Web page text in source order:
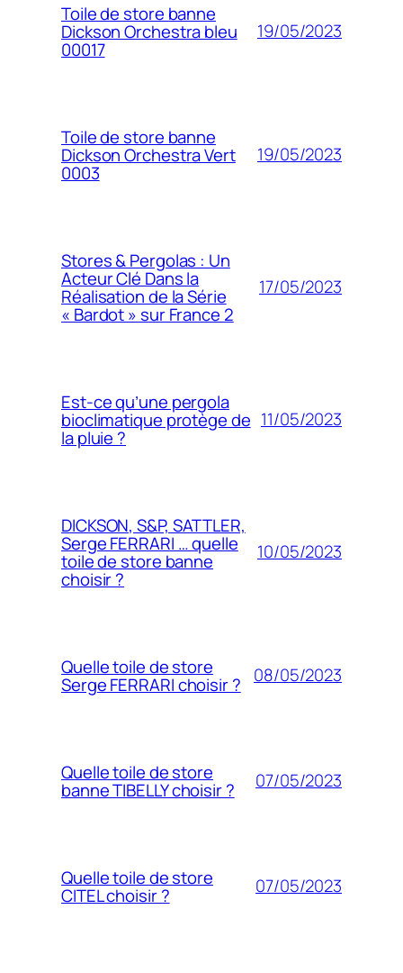
Toile de store banne
Dickson Orchestra bleu
00017
19/05/2023
Toile de store banne
Dickson Orchestra Vert
0003
19/05/2023
Stores & Pergolas : Un
Acteur Clé Dans la
Réalisation de la Série
« Bardot » sur France 2
17/05/2023
Est-ce qu’une pergola
bioclimatique protège de
la pluie ?
11/05/2023
DICKSON, S&P, SATTLER,
Serge FERRARI … quelle
toile de store banne
choisir ?
10/05/2023
Quelle toile de store
Serge FERRARI choisir ? 08/05/2023
Quelle toile de store
banne TIBELLY choisir ? 07/05/2023
Quelle toile de store
CITEL choisir ? 07/05/2023